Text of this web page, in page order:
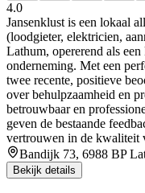
4.0
Jansenklust is een lokaal
(loodgieter, elektricien,
Lathum, opererend als
onderneming. Met een
twee recente, positieve
over behulpzaamheid en
betrouwbaar en
geven de bestaande
vertrouwen in de kwaliteit
Bandijk 73, 6988 BP
Bekijk details